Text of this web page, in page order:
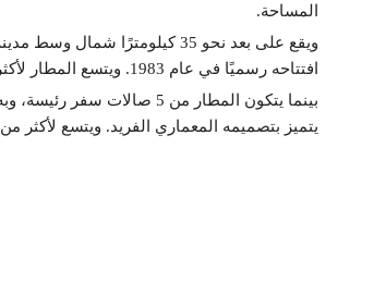
المساحة.
افتتاحه رسميًا في عام 1983. ويتسع المطار لأكثر من 11,600 مركبة.
يتميز بتصميمه المعماري الفريد. ويتسع لأكثر من 5000 مصلٍ في الداخل و5000 في الساحة الخارجية.